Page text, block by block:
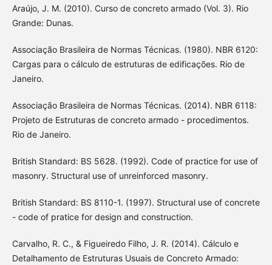
Araújo, J. M. (2010). Curso de concreto armado (Vol. 3). Rio
Grande: Dunas.
Associação Brasileira de Normas Técnicas. (1980). NBR 6120:
Cargas para o cálculo de estruturas de edificações. Rio de
Janeiro.
Associação Brasileira de Normas Técnicas. (2014). NBR 6118:
Projeto de Estruturas de concreto armado - procedimentos.
Rio de Janeiro.
British Standard: BS 5628. (1992). Code of practice for use of
masonry. Structural use of unreinforced masonry.
British Standard: BS 8110-1. (1997). Structural use of concrete
- code of pratice for design and construction.
Carvalho, R. C., & Figueiredo Filho, J. R. (2014). Cálculo e
Detalhamento de Estruturas Usuais de Concreto Armado: